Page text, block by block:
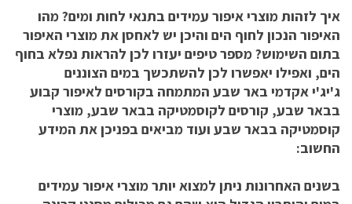
איך לזהות מוצרי איפור עמידים בתנאי לחות ומים? מהו
האיפור הנכון לחוף הים והיכן יש לאחסן את מוצרי האיפור
בתום השימוש? מספר טיפים יעזרו לכן להראות נפלא בחוף
הים, ואפילו יאפשרו לכן להשתכשך במים הצוננים
ג'יג'י אקדמי באר שבע המתמחה בקורסים לאיפור קבוע
בבאר שבע, קורסים לקוסמטיקה בבאר שבע, מוצרי
קוסמטיקה בבאר שבע ועוד מביאים בפניכן את המידע
החשוב:
בשנים האחרונות ניתן למצוא יותר מוצרי איפור עמידים